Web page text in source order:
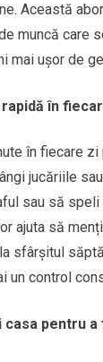
Această
muncă care
mai ușor de
în
în fiecare
jucăriile
sau să
ajuta să
sfârșitul
un control
casa pentru